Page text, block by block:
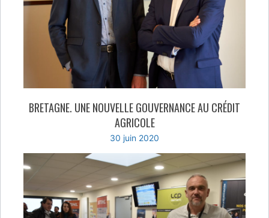
BRETAGNE. UNE NOUVELLE GOUVERNANCE AU CRÉDIT
AGRICOLE
30 juin 2020